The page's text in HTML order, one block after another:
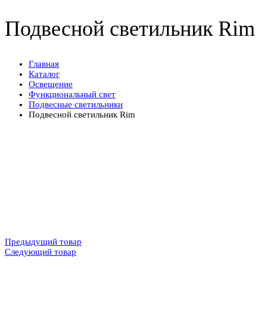
Подвесной светильник Rim
Главная
Каталог
Освещение
Функциональный свет
Подвесные светильники
Подвесной светильник Rim
Предыдущий товар
Следующий товар